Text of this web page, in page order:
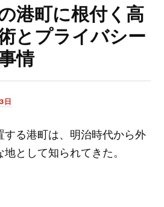
港町に根付く高
とプライバシー
情
日
する港町は、明治時代から外
として知られてきた。